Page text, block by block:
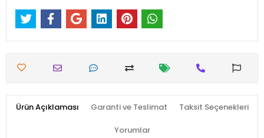
Ürün Açıklaması Garanti ve Teslimat Taksit Seçenekleri
Yorumlar